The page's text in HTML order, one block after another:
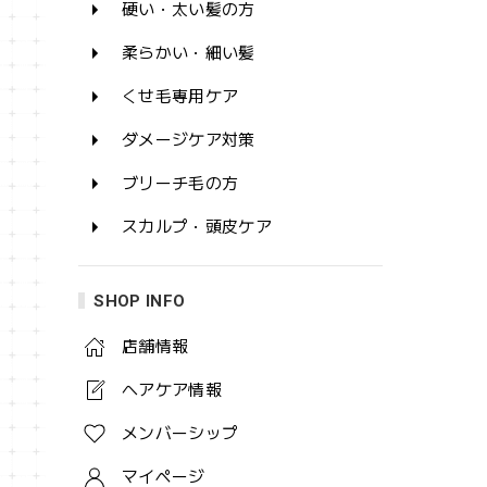
硬い・太い髪の方
柔らかい・細い髪
くせ毛専用ケア
ダメージケア対策
ブリーチ毛の方
スカルプ・頭皮ケア
SHOP INFO
店舗情報
ヘアケア情報
メンバーシップ
マイページ